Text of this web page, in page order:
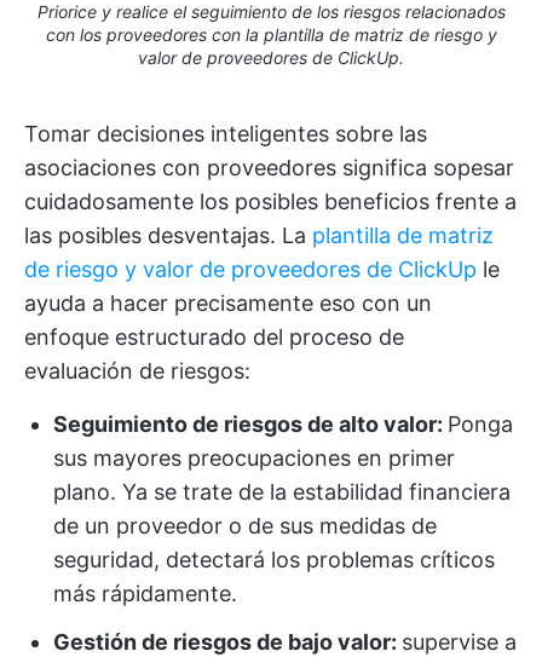
Priorice y realice el seguimiento de los riesgos relacionados
con los proveedores con la plantilla de matriz de riesgo y
valor de proveedores de ClickUp.
Tomar decisiones inteligentes sobre las
asociaciones con proveedores significa sopesar
cuidadosamente los posibles beneficios frente a
las posibles desventajas. La plantilla de matriz
de riesgo y valor de proveedores de ClickUp le
ayuda a hacer precisamente eso con un
enfoque estructurado del proceso de
evaluación de riesgos:
Seguimiento de riesgos de alto valor: Ponga
sus mayores preocupaciones en primer
plano. Ya se trate de la estabilidad financiera
de un proveedor o de sus medidas de
seguridad, detectará los problemas críticos
más rápidamente.
Gestión de riesgos de bajo valor: supervise a